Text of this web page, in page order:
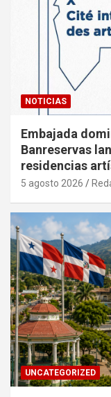
NOTICIAS
Embajada
Banreservas
residencias
5 agosto 2026
UNCATEGORIZED